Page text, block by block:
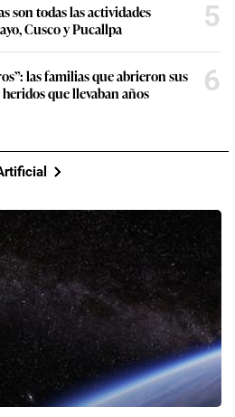
son todas las actividades
Cusco y Pucallpa
5
las familias que abrieron sus
que llevaban años
6